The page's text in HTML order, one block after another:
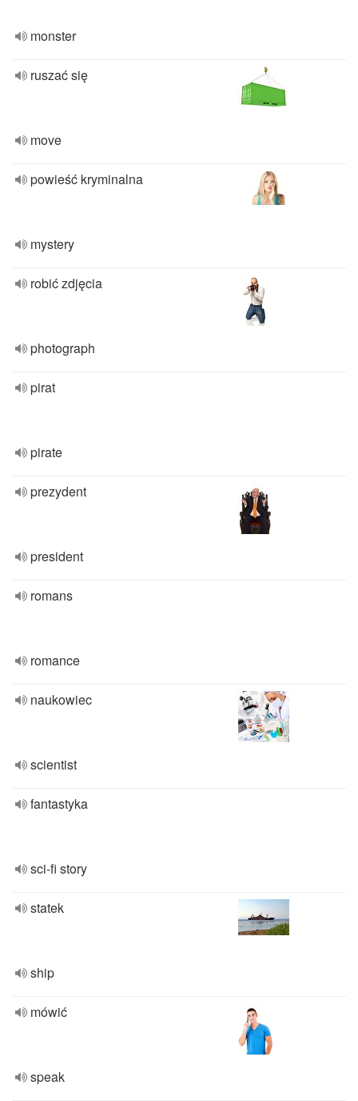
monster
ruszać się
move
powieść kryminalna
mystery
robić zdjęcia
photograph
pirat
pirate
prezydent
president
romans
romance
naukowiec
scientist
fantastyka
sci-fi story
statek
ship
mówić
speak